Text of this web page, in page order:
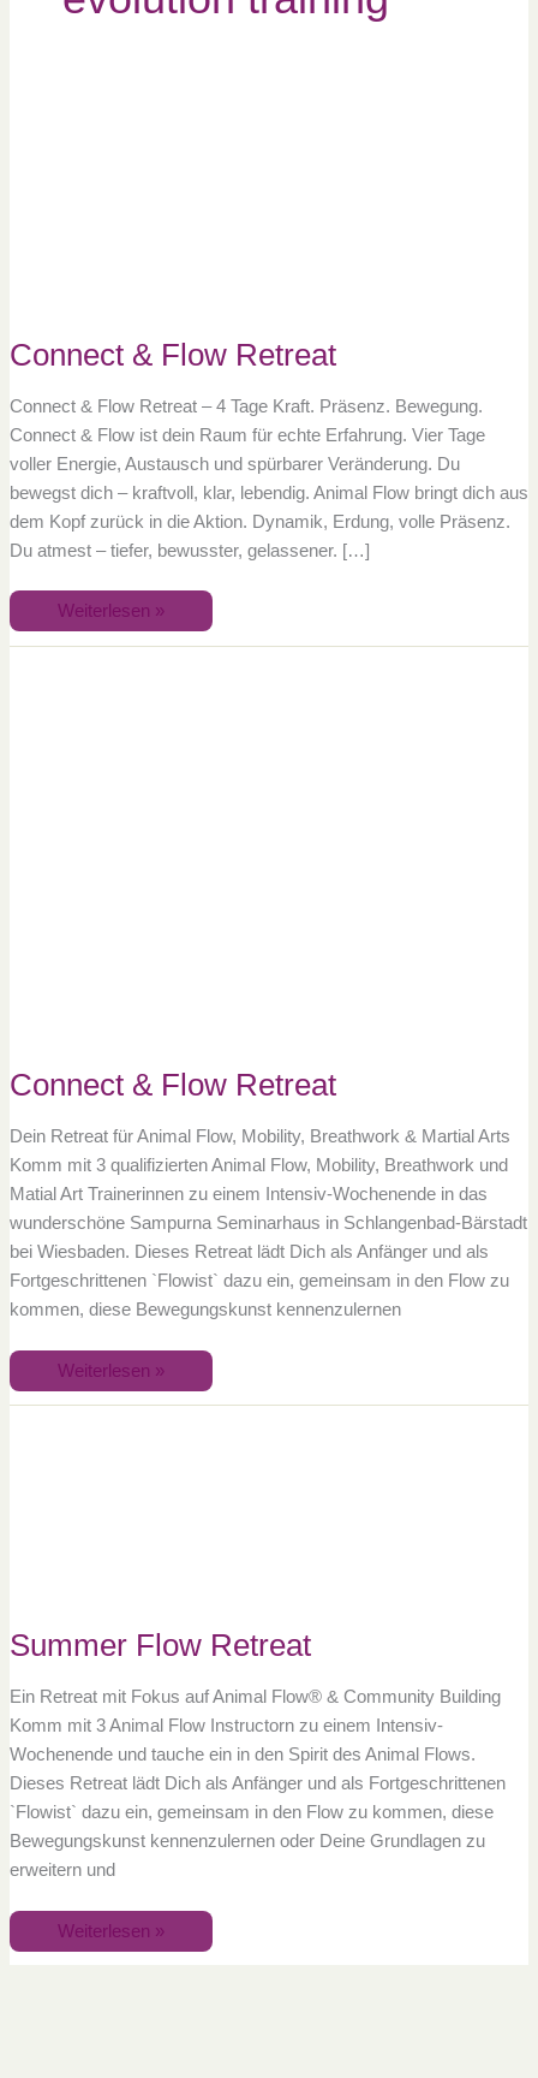
Connect & Flow Retreat
Connect & Flow Retreat – 4 Tage Kraft. Präsenz. Bewegung.
Connect & Flow ist dein Raum für echte Erfahrung. Vier Tage
voller Energie, Austausch und spürbarer Veränderung. Du
bewegst dich – kraftvoll, klar, lebendig. Animal Flow bringt dich aus
dem Kopf zurück in die Aktion. Dynamik, Erdung, volle Präsenz.
Du atmest – tiefer, bewusster, gelassener. […]
Weiterlesen »
Connect & Flow Retreat
Dein Retreat für Animal Flow, Mobility, Breathwork & Martial Arts
Komm mit 3 qualifizierten Animal Flow, Mobility, Breathwork und
Matial Art Trainerinnen zu einem Intensiv-Wochenende in das
wunderschöne Sampurna Seminarhaus in Schlangenbad-Bärstadt
bei Wiesbaden. Dieses Retreat lädt Dich als Anfänger und als
Fortgeschrittenen `Flowist` dazu ein, gemeinsam in den Flow zu
kommen, diese Bewegungskunst kennenzulernen
Weiterlesen »
Summer Flow Retreat
Ein Retreat mit Fokus auf Animal Flow® & Community Building
Komm mit 3 Animal Flow Instructorn zu einem Intensiv-
Wochenende und tauche ein in den Spirit des Animal Flows.
Dieses Retreat lädt Dich als Anfänger und als Fortgeschrittenen
`Flowist` dazu ein, gemeinsam in den Flow zu kommen, diese
Bewegungskunst kennenzulernen oder Deine Grundlagen zu
erweitern und
Weiterlesen »